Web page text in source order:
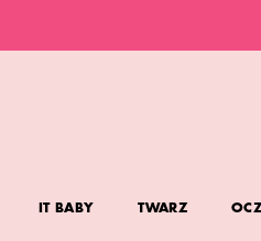
IT BABY TWARZ